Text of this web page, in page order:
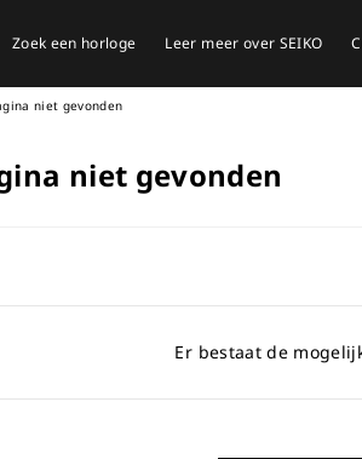
Zoek een horloge Leer meer over SEIKO
niet gevonden
niet gevonden
Er bestaat de